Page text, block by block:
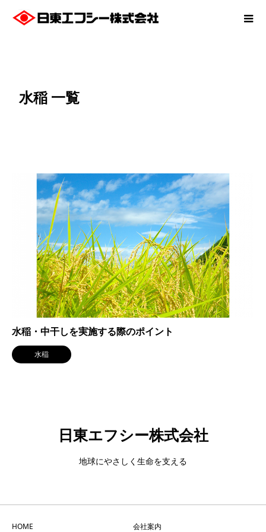
水稲 一覧
水稲・中干しを実施する際のポイント
水稲
日東エフシー株式会社
地球にやさしく生命を支える
HOME 会社案内